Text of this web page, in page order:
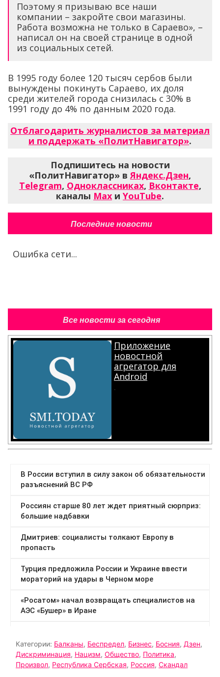
Поэтому я призываю все наши
компании – закройте свои магазины.
Работа возможна не только в Сараево», –
написал он на своей странице в одной
из социальных сетей.
В 1995 году более 120 тысяч сербов были
вынуждены покинуть Сараево, их доля
среди жителей города снизилась с 30% в
1991 году до 4% по данным 2020 года.
Отблагодарить журналистов за материал
и поддержать «ПолитНавигатор».
Подпишитесь на новости
«ПолитНавигатор» вЯндекс.Дзен,
Telegram, Одноклассниках, Вконтакте,
каналы Max и YouTube.
Последние новости
Ошибка сети...
Все новости за сегодня
Приложение
новостной
агрегатор для
Android
.
Категории: Балканы, Беспредел, Бизнес, Босния, Дзен,
Дискриминация, Нацизм, Общество, Политика,
Произвол, Республика Сербская, Россия, Скандал